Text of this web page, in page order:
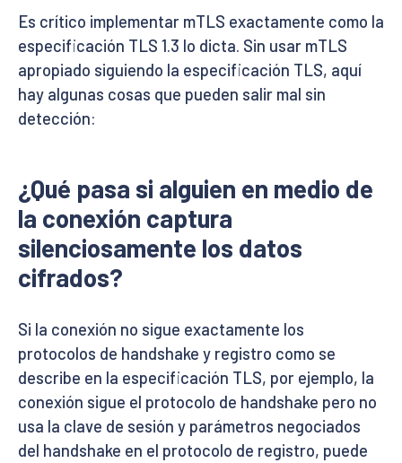
Es crítico implementar mTLS exactamente como la
especificación TLS 1.3 lo dicta. Sin usar mTLS
apropiado siguiendo la especificación TLS, aquí
hay algunas cosas que pueden salir mal sin
detección:
¿Qué pasa si alguien en medio de
la conexión captura
silenciosamente los datos
cifrados?
Si la conexión no sigue exactamente los
protocolos de handshake y registro como se
describe en la especificación TLS, por ejemplo, la
conexión sigue el protocolo de handshake pero no
usa la clave de sesión y parámetros negociados
del handshake en el protocolo de registro, puede